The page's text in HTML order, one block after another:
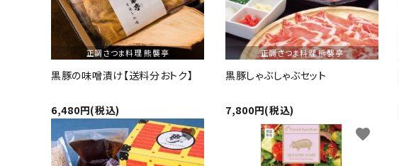
よくある質問
お問い合わせ
プライバシーポリシー
特定商取引法について
正調さつま料理 熊襲亭
黒豚の味噌漬け【送料分おトク】
6,480円(税込)
正調さつま料理 熊襲亭
黒豚しゃぶしゃぶセット
7,800円(税込)
favorite favorite